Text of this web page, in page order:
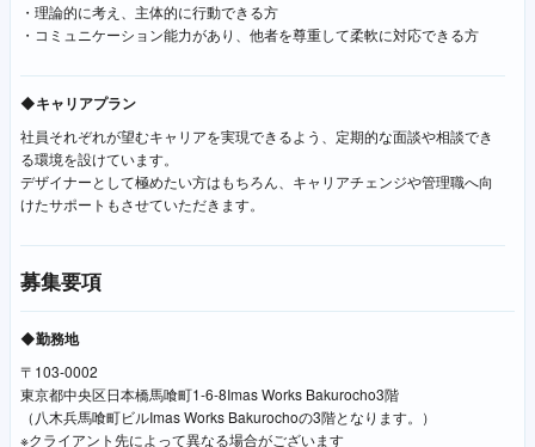
・理論的に考え、主体的に行動できる方
・コミュニケーション能力があり、他者を尊重して柔軟に対応できる方
◆キャリアプラン
社員それぞれが望むキャリアを実現できるよう、定期的な面談や相談でき
る環境を設けています。
デザイナーとして極めたい方はもちろん、キャリアチェンジや管理職へ向
けたサポートもさせていただきます。
募集要項
◆勤務地
〒103-0002
東京都中央区日本橋馬喰町1-6-8Imas Works Bakurocho3階
（八木兵馬喰町ビルImas Works Bakurochoの3階となります。）
※クライアント先によって異なる場合がございます